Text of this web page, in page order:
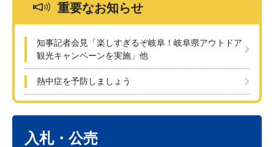
重要なお知らせ
知事記者会見「楽しすぎるぞ岐阜！岐阜県アウトドア
観光キャンペーンを実施」他
熱中症を予防しましょう
入札・公売